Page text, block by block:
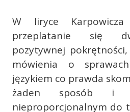
W liryce
przeplatanie się
pozytywnej
mówienia o
językiem co prawda
żaden sposób i
nieproporcjonalnym do